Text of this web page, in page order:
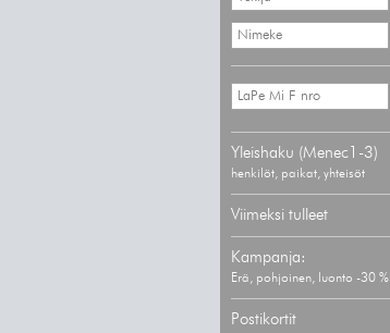
Yleishaku (Menec1-3)
henkilöt, paikat, yhteisöt
Viimeksi tulleet
Kampanja:
Erä, pohjoinen, luonto -30 %
Postikortit